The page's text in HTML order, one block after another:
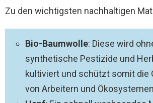
Zu den wichtigsten nachhaltigen
Bio-Baumwolle: Diese wird
synthetische Pestizide und
kultiviert und schützt somit die
von Arbeitern und